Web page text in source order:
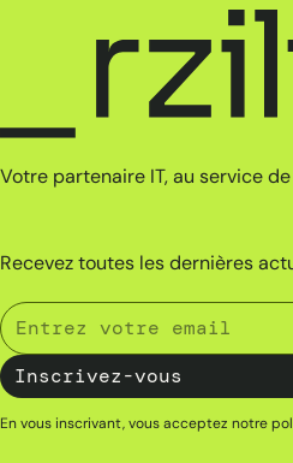
Votre partenaire IT, au service
Recevez toutes les dernières
En vous inscrivant, vous acceptez notre